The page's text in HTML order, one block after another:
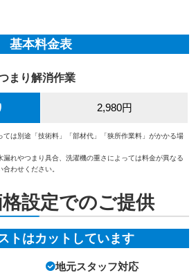
基本料金表
まり解消作業
2,980円
は別途「技術料」「部材代」「狭所作業料」がかかる場
れやつまり具合、洗濯機の重さによっては料金が異なる
わせください。
設定でのご提供
トはカットしています
地元スタッフ対応